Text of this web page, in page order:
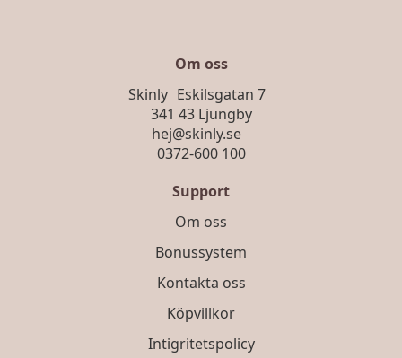
Om oss
Skinly Eskilsgatan 7
341 43 Ljungby
hej@skinly.se
0372-600 100
Support
Om oss
Bonussystem
Kontakta oss
Köpvillkor
Intigritetspolicy